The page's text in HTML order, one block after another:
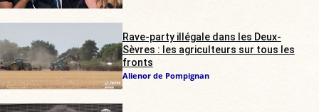
Rave-party illégale dans les Deux-
Sèvres : les agriculteurs sur tous les
fronts
Alienor de Pompignan